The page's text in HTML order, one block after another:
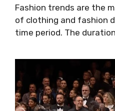
Fashion trends are the
of clothing and fashion
time period. The